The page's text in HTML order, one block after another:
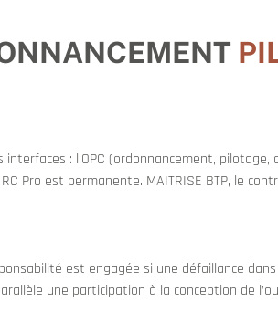
: l’OPC (ordonnancement,
est permanente. MAITRISE BTP, le
est engagée si une défaillance
une participation à la conception de